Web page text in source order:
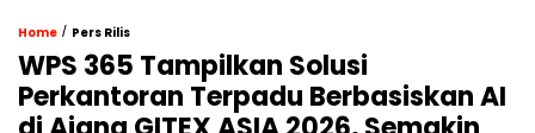
Home / Pers Rilis
WPS 365 Tampilkan Solusi
Perkantoran Terpadu Berbasiskan AI